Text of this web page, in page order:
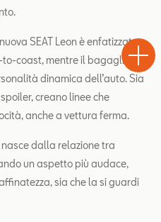
SEAT Leon è enfatizzato
to-coast, mentre il bagagliaio è
dinamica dell’auto. Sia
creano linee che
anche a vettura ferma.
nasce dalla relazione tra
un aspetto più audace,
sia che la si guardi
Drive
Chiama